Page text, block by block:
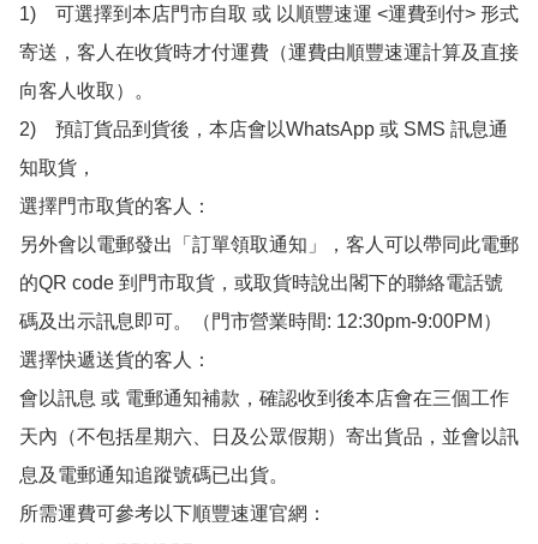
1)　可選擇到本店門市自取 或 以順豐速運 <運費到付> 形式
寄送，客人在收貨時才付運費（運費由順豐速運計算及直接
向客人收取）。
2)　預訂貨品到貨後，本店會以WhatsApp 或 SMS 訊息通
知取貨，
選擇門市取貨的客人：
另外會以電郵發出「訂單領取通知」，客人可以帶同此電郵
的QR code 到門市取貨，或取貨時說出閣下的聯絡電話號
碼及出示訊息即可。（門市營業時間: 12:30pm-9:00PM）
選擇快遞送貨的客人：
會以訊息 或 電郵通知補款，確認收到後本店會在三個工作
天內（不包括星期六、日及公眾假期）寄出貨品，並會以訊
息及電郵通知追蹤號碼已出貨。
所需運費可參考以下順豐速運官網：